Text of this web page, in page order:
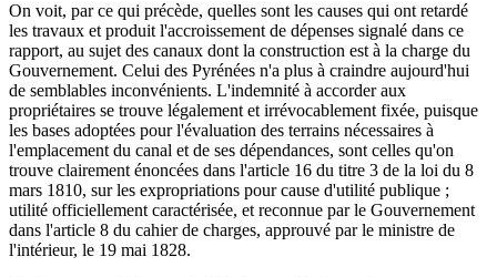
On voit, par ce qui précède, quelles sont les causes qui ont retardé
les travaux et produit l'accroissement de dépenses signalé dans ce
rapport, au sujet des canaux dont la construction est à la charge du
Gouvernement. Celui des Pyrénées n'a plus à craindre aujourd'hui
de semblables inconvénients. L'indemnité à accorder aux
propriétaires se trouve légalement et irrévocablement fixée, puisque
les bases adoptées pour l'évaluation des terrains nécessaires à
l'emplacement du canal et de ses dépendances, sont celles qu'on
trouve clairement énoncées dans l'article 16 du titre 3 de la loi du 8
mars 1810, sur les expropriations pour cause d'utilité publique ;
utilité officiellement caractérisée, et reconnue par le Gouvernement
dans l'article 8 du cahier de charges, approuvé par le ministre de
l'intérieur, le 19 mai 1828.